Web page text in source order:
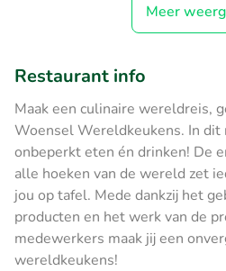
Meer
Restaurant info
Maak een culinaire wereldreis,
Woensel Wereldkeukens. In dit
onbeperkt eten én drinken! De
alle hoeken van de wereld zet
jou op tafel. Mede dankzij het
producten en het werk van de
medewerkers maak jij een
wereldkeukens!